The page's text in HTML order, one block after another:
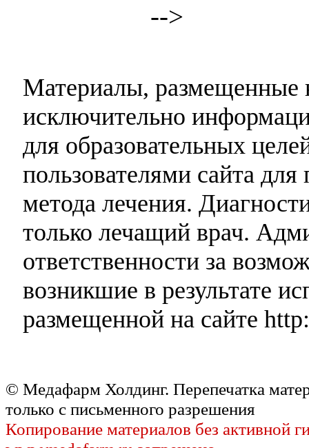
-->
Материалы, размещенные
исключительно
для образовательных
пользователями сайта
метода лечения.
только лечащий врач.
ответственности за
возникшие в результате
размещенной на сайте
© Медафарм Холдинг. Перепечатка
только с письменного разрешения
Копирование материалов без активной